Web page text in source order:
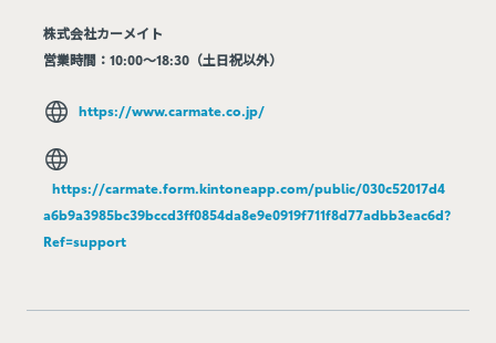
株式会社カーメイト
営業時間：10:00～18:30（土日祝以外）
https://www.carmate.co.jp/
https://carmate.form.kintoneapp.com/public/030c52017d4
a6b9a3985bc39bccd3ff0854da8e9e0919f711f8d77adbb3eac6d?
Ref=support